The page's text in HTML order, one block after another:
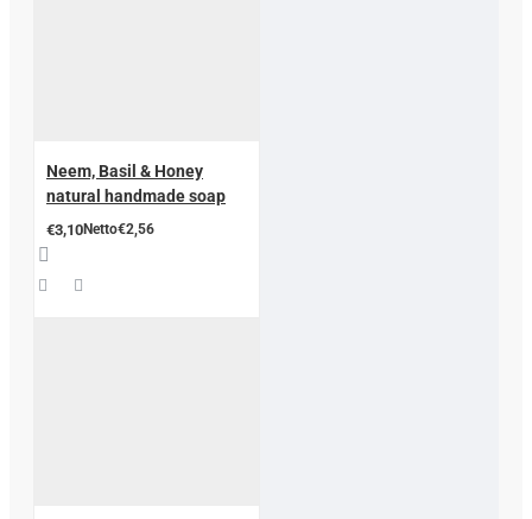
Neem, Basil & Honey
natural handmade soap
€3,10Netto€2,56